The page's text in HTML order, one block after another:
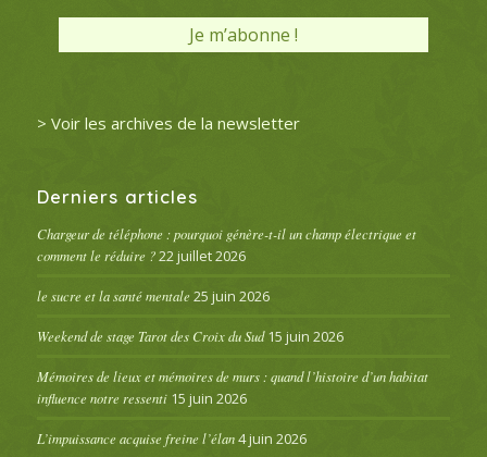
> Voir les archives de la newsletter
Derniers articles
Chargeur de téléphone : pourquoi génère-t-il un champ électrique et
comment le réduire ? 22 juillet 2026
le sucre et la santé mentale 25 juin 2026
Weekend de stage Tarot des Croix du Sud 15 juin 2026
Mémoires de lieux et mémoires de murs : quand l’histoire d’un habitat
influence notre ressenti 15 juin 2026
L’impuissance acquise freine l’élan 4 juin 2026